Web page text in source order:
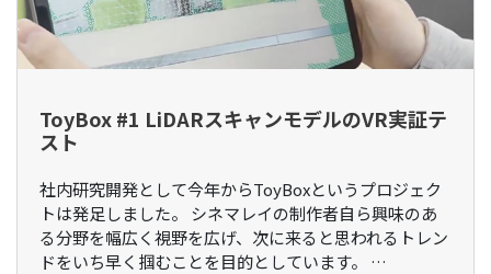
ToyBox #1 LiDARスキャンモデルのVR実証テ
スト
社内研究開発として今年からToyBoxというプロジェク
トは発足しました。 シネマレイの制作者自ら興味のあ
る分野を幅広く視野を広げ、次に来ると思われるトレン
ドをいち早く掴むことを目的としています。 …